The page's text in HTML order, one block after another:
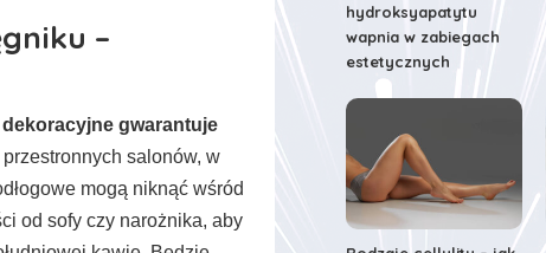
–
gwarantuje
przestronnych salonów, w
mogą niknąć wśród
od sofy czy narożnika, aby
hydroksyapatytu
wapnia w zabiegach
estetycznych